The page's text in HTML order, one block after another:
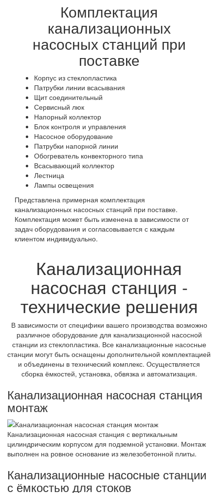
Комплектация
канализационных
насосных станций при
поставке
Корпус из стеклопластика
Патрубки линии всасывания
Щит соединительный
Сервисный люк
Напорный коллектор
Блок контроля и управления
Насосное оборудование
Патрубки напорной линии
Обогреватель конвекторного типа
Всасывающий коллектор
Лестница
Лампы освещения
Представлена примерная комплектация
канализационных насосных станций при поставке.
Комплектация может быть изменена в зависимости от
задач оборудования и согласовывается с каждым
клиентом индивидуально.
Канализационная
насосная станция -
технические решения
В зависимости от специфики вашего производства возможно
различное оборудование для канализационной насосной
станции из стеклопластика. Все канализационные насосные
станции могут быть оснащены дополнительной комплектацией
и объединены в технический комплекс. Осуществляется
сборка ёмкостей, установка, обвязка и автоматизация.
Канализационная насосная станция
монтаж
Канализационная насосная станция с вертикальным
цилиндрическим корпусом для подземной установки. Монтаж
выполнен на ровное основание из железобетонной плиты.
Канализационные насосные станции
с ёмкостью для стоков